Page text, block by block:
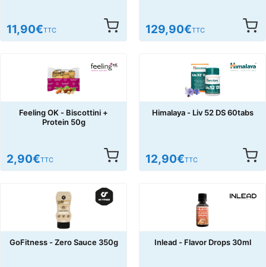
11,90€TTC 129,90€TTC
Feeling OK - Biscottini +
Protein 50g
2,90€TTC
Himalaya - Liv 52 DS 60tabs
12,90€TTC
GoFitness - Zero Sauce 350g Inlead - Flavor Drops 30ml